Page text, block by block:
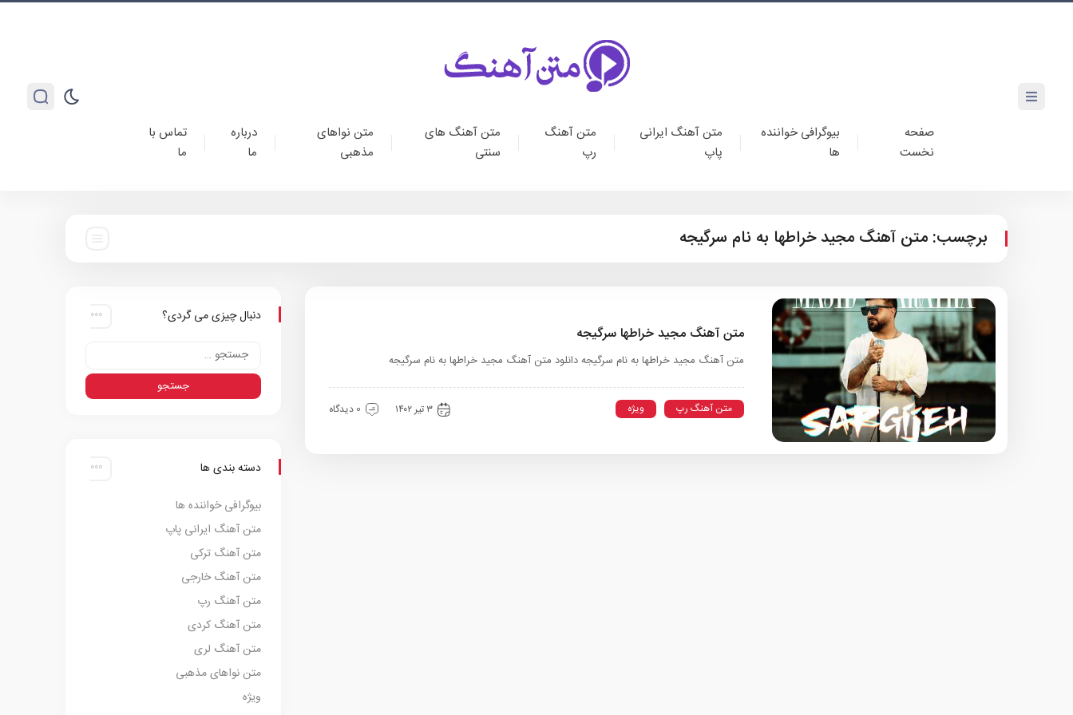
صفحه
نخست
بیوگرافی خواننده
ها
متن آهنگ ایرانی
پاپ
متن آهنگ
رپ
متن آهنگ های
سنتی
متن نواهای
مذهبی
درباره
ما
تماس با
ما
برچسب: متن آهنگ مجید خراطها به نام سرگیجه
متن آهنگ مجید خراطها سرگیجه
متن آهنگ مجید خراطها به نام سرگیجه دانلود متن آهنگ مجید خراطها به نام سرگیجه
متن آهنگ رپ ویژه ۳ تیر ۱۴۰۲ 0 دیدگاه
دنبال چیزی می گردی؟
دسته بندی ها
بیوگرافی خواننده ها
متن آهنگ ایرانی پاپ
متن آهنگ ترکی
متن آهنگ خارجی
متن آهنگ رپ
متن آهنگ کردی
متن آهنگ لری
متن نواهای مذهبی
ویژه